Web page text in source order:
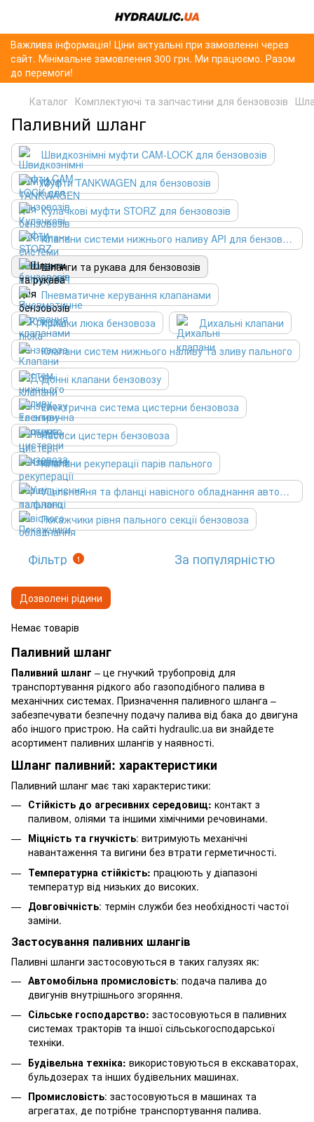
Важлива інформація! Ціни актуальні при замовленні через
сайт. Мінімальне замовлення 300 грн. Ми працюємо. Разом
до перемоги!
Каталог Комплектуючі та запчастини для бензовозів
Паливний шланг
Швидкознімні муфти CAM-LOCK для бензовозів
Муфти TANKWAGEN для бензовозів
Кулачкові муфти STORZ для бензовозів
Клапани системи нижнього наливу API для бензовозів
Шланги та рукава для бензовозів
Пневматичне керування клапанами
Кришки люка бензовоза
Дихальні клапани
Клапани систем нижнього наливу та зливу пального
Донні клапани бензовозу
Електрична система цистерни бензовоза
Насоси цистерн бензовоза
Клапани рекуперації парів пального
Ущільнення та фланці навісного обладнання автоцистерни
Покажчики рівня пального секції бензовоза
Фільтр 1 За популярністю
Дозволені рідини
Немає товарів
Паливний шланг
Паливний шланг – це гнучкий трубопровід для
транспортування рідкого або газоподібного палива в
механічних системах. Призначення паливного шланга –
забезпечувати безпечну подачу палива від бака до двигуна
або іншого пристрою. На сайті hydraulic.ua ви знайдете
асортимент паливних шлангів у наявності.
Шланг паливний: характеристики
Паливний шланг має такі характеристики:
Стійкість до агресивних середовищ: контакт з
паливом, оліями та іншими хімічними речовинами.
Міцність та гнучкість: витримують механічні
навантаження та вигини без втрати герметичності.
Температурна стійкість: працюють у діапазоні
температур від низьких до високих.
Довговічність: термін служби без необхідності частої
заміни.
Застосування паливних шлангів
Паливні шланги застосовуються в таких галузях як:
Автомобільна промисловість: подача палива до
двигунів внутрішнього згоряння.
Сільське господарство: застосовуються в паливних
системах тракторів та іншої сільськогосподарської
техніки.
Будівельна техніка: використовуються в екскаваторах,
бульдозерах та інших будівельних машинах.
Промисловість: застосовуються в машинах та
агрегатах, де потрібне транспортування палива.